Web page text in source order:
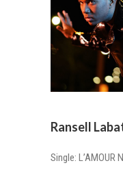
Ransell
Single: L’AMOUR